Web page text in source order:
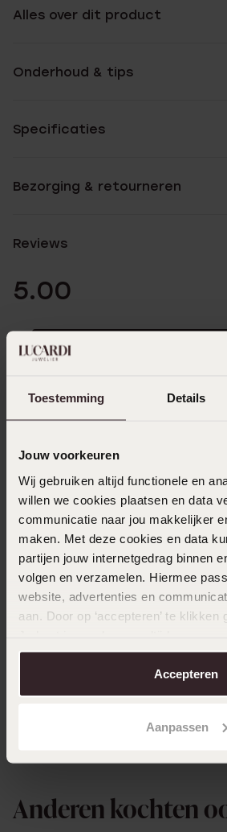
Toestemming Details
Jouw voorkeuren
Wij gebruiken altijd functionele en
willen we cookies plaatsen en data
communicatie naar jou makkelijker
maken. Met deze cookies en data
partijen jouw internetgedrag binnen
volgen en verzamelen. Hiermee
website, advertenties en
aan. Door op ‘accepteren’ te klikken
over in onscookiebeleid.
Accepteren
Aanpassen
Alles over dit product
Onderhoud & tips
Specificaties
Bezorging & retourneren
Reviews
5.00
Verzameld onder de
Trusted shops
Filter
23-06-2024
Uitverkocht
Ook leuk voor jou
Anderen kochten